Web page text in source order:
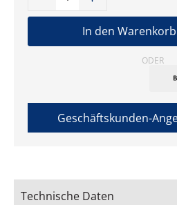
In den Warenkorb
ODER
Geschäftskunden-
Technische Daten